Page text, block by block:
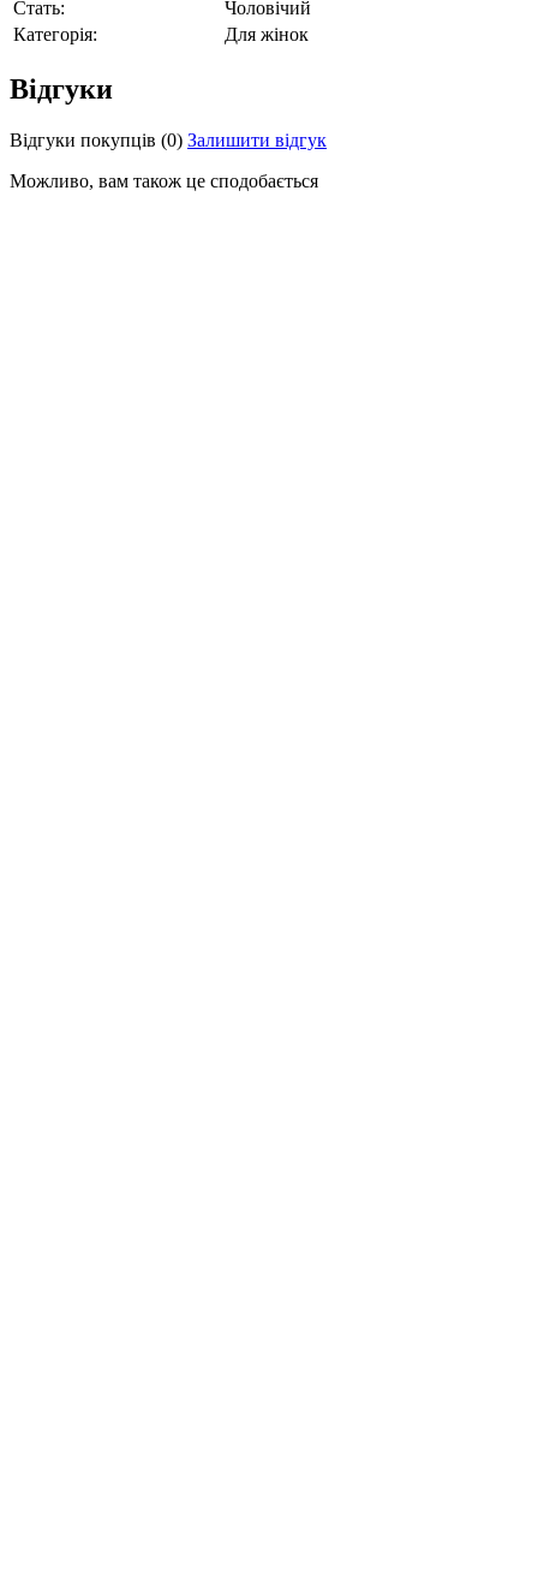
Стать:
Чоловічий
Категорія:
Для жінок
Відгуки
Відгуки покупців (0) Залишити відгук
Можливо, вам також це сподобається